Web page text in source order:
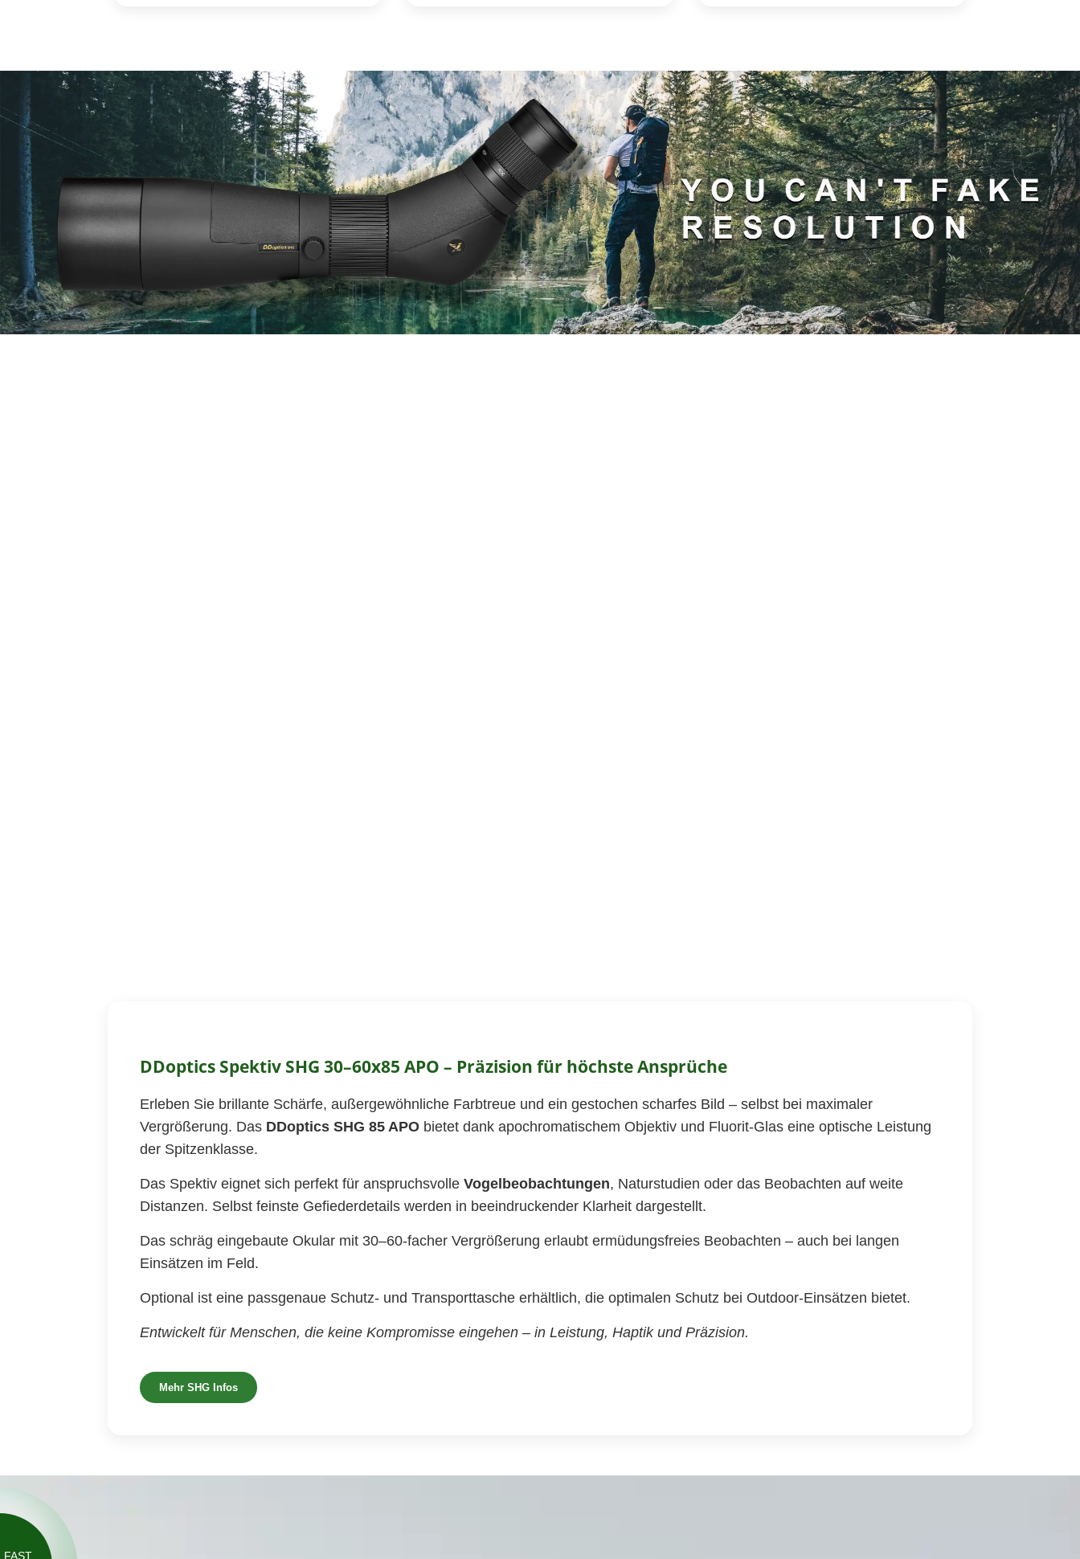
FAST
DDoptics Spektiv SHG 30–60x85 APO – Präzision für höchste Ansprüche
Erleben Sie brillante Schärfe, außergewöhnliche Farbtreue und ein gestochen scharfes Bild – selbst bei maximaler
Vergrößerung. Das DDoptics SHG 85 APO bietet dank apochromatischem Objektiv und Fluorit-Glas eine optische Leistung
der Spitzenklasse.
Das Spektiv eignet sich perfekt für anspruchsvolleVogelbeobachtungen, Naturstudien oder das Beobachten auf weite
Distanzen. Selbst feinste Gefiederdetails werden in beeindruckender Klarheit dargestellt.
Das schräg eingebaute Okular mit 30–60-facher Vergrößerung erlaubt ermüdungsfreies Beobachten – auch bei langen
Einsätzen im Feld.
Optional ist eine passgenaue Schutz- und Transporttasche erhältlich, die optimalen Schutz bei Outdoor-Einsätzen bietet.
Entwickelt für Menschen, die keine Kompromisse eingehen – in Leistung, Haptik und Präzision.
Mehr SHG Infos